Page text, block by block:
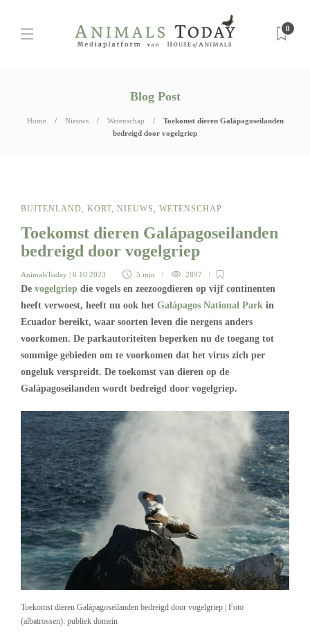
0
Blog Post
Home Nieuws Wetenschap
Toekomst dieren Galápagoseilanden
bedreigd door vogelgriep
BUITENLAND, KORT, NIEUWS, WETENSCHAP
Toekomst dieren Galápagoseilanden
bedreigd door vogelgriep
AnimalsToday | 6 10 2023 5 min 2897
De vogelgriep die vogels en zeezoogdieren op vijf continenten
heeft verwoest, heeft nu ook het Galápagos National Park in
Ecuador bereikt, waar soorten leven die nergens anders
voorkomen. De parkautoriteiten beperken nu de toegang tot
sommige gebieden om te voorkomen dat het virus zich per
ongeluk verspreidt. De toekomst van dieren op de
Galápagoseilanden wordt bedreigd door vogelgriep.
Toekomst dieren Galápagoseilanden bedreigd door vogelgriep | Foto
(albatrossen): publiek domein